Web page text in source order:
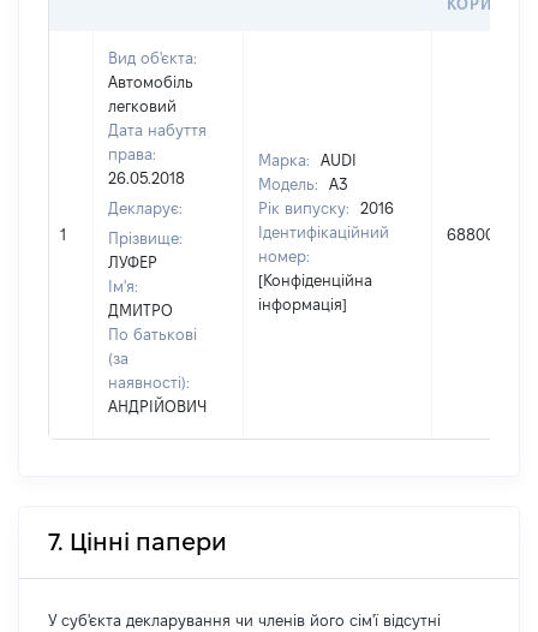
1
Вид об'єкта:
Автомобіль
легковий
Дата набуття
права:
26.05.2018
Декларує:
Прізвище:
ЛУФЕР
Ім'я:
ДМИТРО
По батькові
(за
наявності):
АНДРІЙОВИЧ
Марка:
AUDI
Модель:
A3
Рік випуску:
2016
Ідентифікаційний
номер:
[Конфіденційна
інформація]
688000
7. Цінні папери
У суб'єкта декларування чи членів його сім'ї відсутні